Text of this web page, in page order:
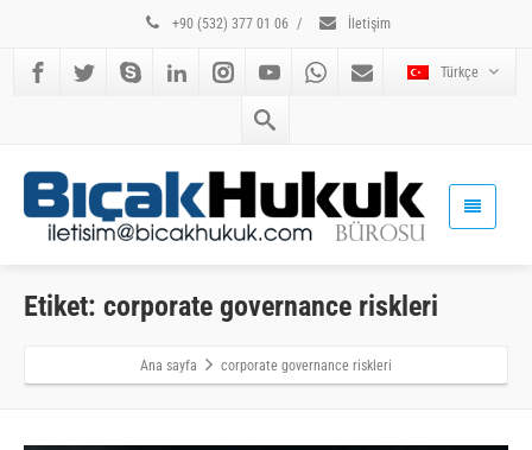
+90 (532) 377 01 06 / İletişim
Türkçe
Etiket: corporate governance riskleri
Ana sayfa corporate governance riskleri